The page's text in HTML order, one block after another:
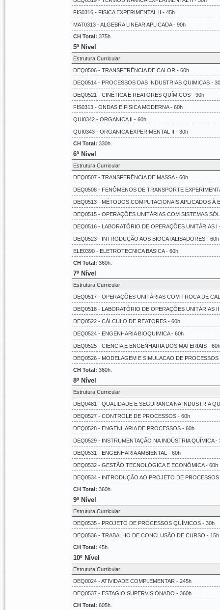
FIS0316 - FISICA EXPERIMENTAL II - 45h
MAT0313 - ALGEBRA LINEAR APLICADA - 90h
CH Total: 375h.
5º Nível
Estrutura Curricular
DEQ0506 - TRANSFERÊNCIA DE CALOR - 60h
DEQ0514 - PROCESSOS DAS INDUSTRIAS QUIMICAS -
DEQ0521 - CINÉTICA E REATORES QUÍMICOS - 90h
FIS0313 - ONDAS E FISICA MODERNA - 60h
QUI0342 - ORGANICA II - 60h
QUI0343 - ORGANICA EXPERIMENTAL II - 30h
CH Total: 330h.
6º Nível
Estrutura Curricular
DEQ0507 - TRANSFERÊNCIA DE MASSA - 60h
DEQ0508 - FENÔMENOS DE TRANSPORTE
DEQ0513 - MÉTODOS COMPUTACIONAIS APLICADOS À
DEQ0515 - OPERAÇÕES UNITÁRIAS COM SISTEMAS
DEQ0516 - LABORATÓRIO DE OPERAÇÕES UNITÁRIAS I
DEQ0523 - INTRODUÇÃO AOS BIOCATALISADORES - 60h
ELE0390 - ELETROTECNICA BASICA - 60h
CH Total: 360h.
7º Nível
Estrutura Curricular
DEQ0517 - OPERAÇÕES UNITÁRIAS COM TROCA DE
DEQ0518 - LABORATÓRIO DE OPERAÇÕES UNITÁRIAS
DEQ0522 - CÁLCULO DE REATORES - 60h
DEQ0524 - ENGENHARIA BIOQUIMICA - 60h
DEQ0525 - CIENCIA E ENGENHARIA DOS MATERIAIS - 60h
DEQ0526 - MODELAGEM E SIMULACAO DE
CH Total: 360h.
8º Nível
Estrutura Curricular
DEQ0481 - QUALIDADE E SEGURANCA NA INDUSTRIA
DEQ0527 - CONTROLE DE PROCESSOS - 60h
DEQ0528 - ENGENHARIA DE PROCESSOS - 60h
DEQ0529 - INSTRUMENTAÇÃO NA INDÚSTRIA QUÍMICA -
DEQ0531 - ENGENHARIA AMBIENTAL - 60h
DEQ0532 - GESTÃO TECNOLÓGICA E ECONÔMICA - 60h
DEQ0534 - INTRODUÇÃO AO PROJETO DE
CH Total: 360h.
9º Nível
Estrutura Curricular
DEQ0535 - PROJETO DE PROCESSOS QUÍMICOS - 30h
DEQ0536 - TRABALHO DE CONCLUSÃO DE CURSO - 15h
CH Total: 45h.
10º Nível
Estrutura Curricular
DEQ0024 - ATIVIDADE COMPLEMENTAR - 245h
DEQ0537 - ESTAGIO SUPERVISIONADO - 360h
CH Total: 605h.